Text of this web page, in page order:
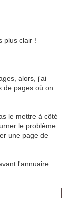
plus clair !
alors, j'ai
de pages où on
le mettre à côté
le problème
une page de
l'annuaire.